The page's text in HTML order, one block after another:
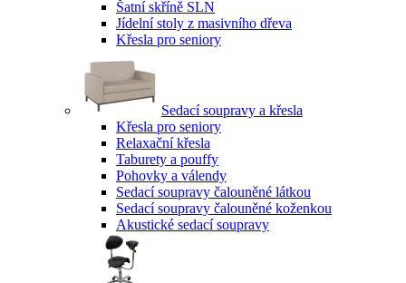
Šatní skříně SLN
Jídelní stoly z masivního dřeva
Křesla pro seniory
Sedací soupravy a křesla
Křesla pro seniory
Relaxační křesla
Taburety a pouffy
Pohovky a válendy
Sedací soupravy čalouněné látkou
Sedací soupravy čalouněné koženkou
Akustické sedací soupravy